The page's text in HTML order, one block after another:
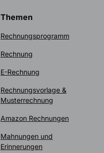
Themen
Rechnungsprogramm
Rechnung
E-Rechnung
Rechnungsvorlage &
Musterrechnung
Amazon Rechnungen
Mahnungen und
Erinnerungen